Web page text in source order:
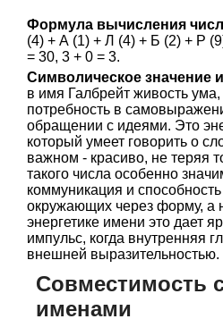
Формула вычисления
(4) + А (1) + Л (4) + Б (2) + Р
= 30, 3 + 0 = 3.
Символическое значение
в имя Галбрейт живость ума,
потребность в
обращении с идеями. Это
который умеет говорить о
важном - красиво, не теряя
такого числа особенно
коммуникация и
окружающих через форму, а
энергетике имени это дает
импульс, когда внутренняя
внешней выразительностью.
Совместимость
именами